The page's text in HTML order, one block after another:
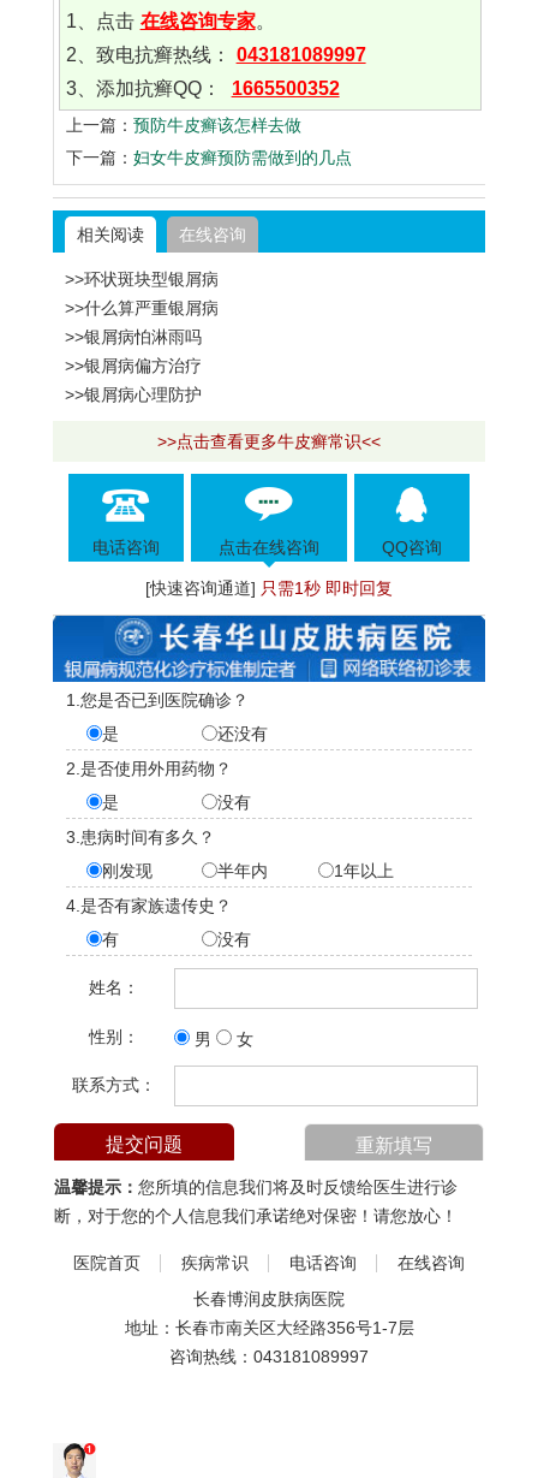
1、点击 在线咨询专家。
2、致电抗癣热线：
043181089997
3、添加抗癣QQ：
1665500352
上一篇： 预防牛皮癣该怎样去做
下一篇： 妇女牛皮癣预防需做到的几点
相关阅读 在线咨询
>>环状斑块型银屑病
>>什么算严重银屑病
>>银屑病怕淋雨吗
>>银屑病偏方治疗
>>银屑病心理防护
>>点击查看更多牛皮癣常识<<
电话咨询 点击在线咨询 QQ咨询
[快速咨询通道] 只需1秒 即时回复
1.您是否已到医院确诊？
是
还没有
2.是否使用外用药物？
是
没有
3.患病时间有多久？
刚发现
半年内
1年以上
4.是否有家族遗传史？
有
没有
姓名：
性别： 男 女
联系方式：
温馨提示： 您所填的信息我们将及时反馈给医生进行诊
断，对于您的个人信息我们承诺绝对保密！请您放心！
医院首页 疾病常识 电话咨询
在线咨询
长春博润皮肤病医院
地址：长春市南关区大经路356号1-7层
咨询热线： 043181089997